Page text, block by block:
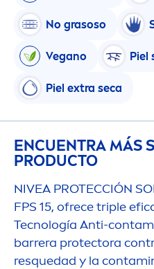
No grasoso
Vegano Piel
Piel extra seca
ENCUENTRA MÁS
PRODUCTO
NIVEA PROTECCIÓN
FPS 15, ofrece triple
Tecnología Anti-
barrera protectora
resquedad y la